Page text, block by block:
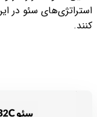
استراتژی‌های سئو در
کنند.